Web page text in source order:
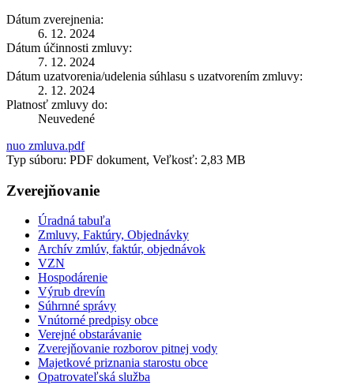
Dátum zverejnenia:
6. 12. 2024
Dátum účinnosti zmluvy:
7. 12. 2024
Dátum uzatvorenia/udelenia súhlasu s uzatvorením zmluvy:
2. 12. 2024
Platnosť zmluvy do:
Neuvedené
nuo zmluva.pdf
Typ súboru: PDF dokument, Veľkosť: 2,83 MB
Zverejňovanie
Úradná tabuľa
Zmluvy, Faktúry, Objednávky
Archív zmlúv, faktúr, objednávok
VZN
Hospodárenie
Výrub drevín
Súhrnné správy
Vnútorné predpisy obce
Verejné obstarávanie
Zverejňovanie rozborov pitnej vody
Majetkové priznania starostu obce
Opatrovateľská služba